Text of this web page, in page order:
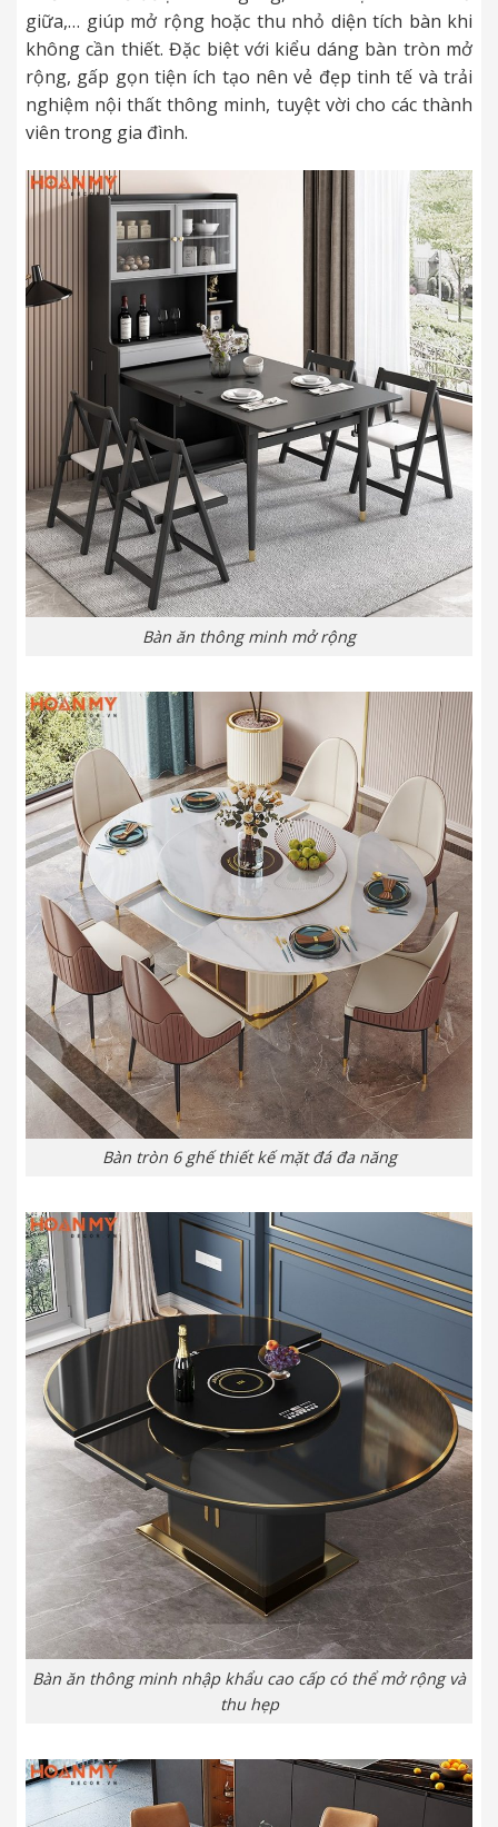
giữa,… giúp mở rộng hoặc thu nhỏ diện tích bàn khi
không cần thiết. Đặc biệt với kiểu dáng bàn tròn mở
rộng, gấp gọn tiện ích tạo nên vẻ đẹp tinh tế và trải
nghiệm nội thất thông minh, tuyệt vời cho các thành
viên trong gia đình.
Bàn ăn thông minh mở rộng
Bàn tròn 6 ghế thiết kế mặt đá đa năng
Bàn ăn thông minh nhập khẩu cao cấp có thể mở rộng và
thu hẹp